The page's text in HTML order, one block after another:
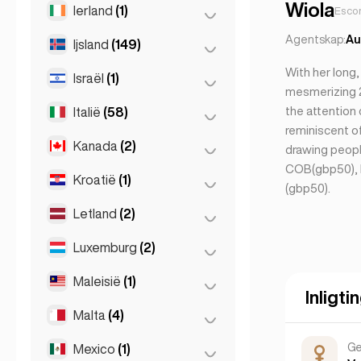
Toulouse (4)
Patras
Boedapest (8)
Debrecen
Ierland (1)
Dublin (1)
Ijsland (149)
Reykjavik (149)
Israël (1)
Tel Aviv (1)
Italië (58)
Florence (3)
Milaan
Turijn (1)
Kanada (2)
Toronto (2)
Kroatië (1)
Zagreb (1)
Letland (2)
Riga (2)
Luxemburg (2)
Luxemburgse Stad (2)
Maleisië (1)
Kuala Lumpur (1)
Malta (4)
Birkirkara (1)
Mexico (1)
Wiola
Agentskap:
With her
mesmerizing
the attention
reminiscent
drawing
COB(gbp50),
(gbp50).